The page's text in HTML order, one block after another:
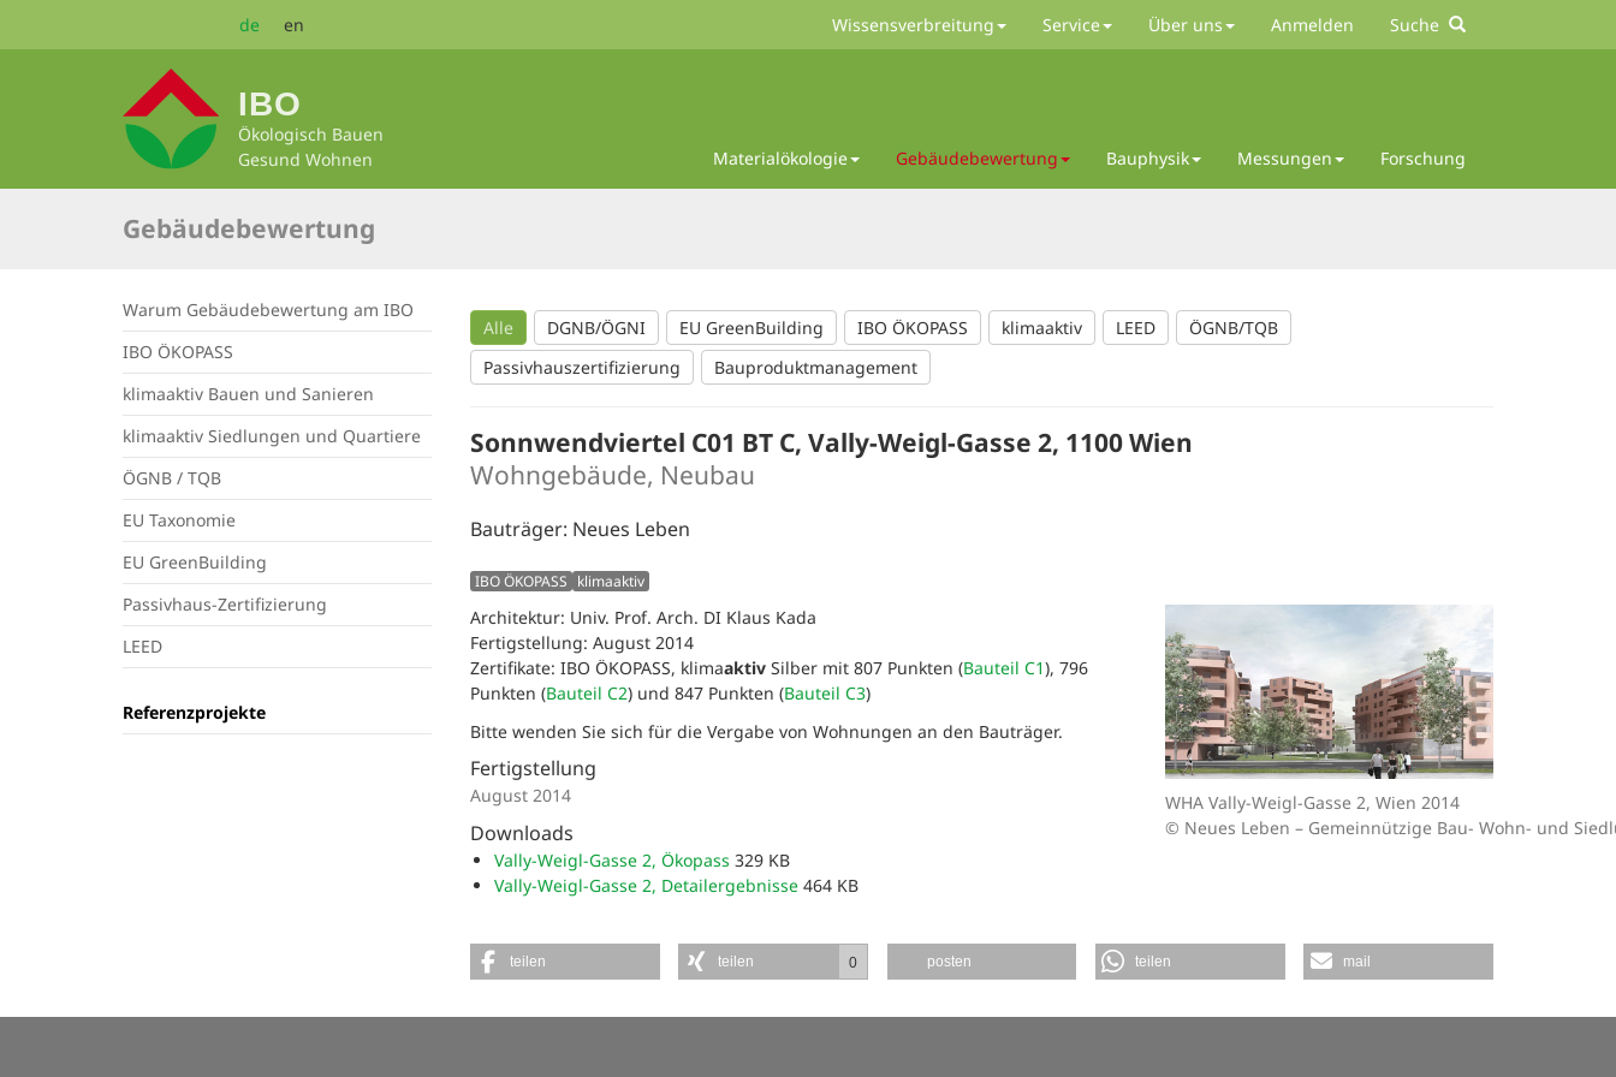
de en Wissensverbreitung Service Über uns Anmelden Suche
IBO
Ökologisch Bauen
Gesund Wohnen
Materialökologie Gebäudebewertung Bauphysik Messungen Forschung
Gebäudebewertung
Warum Gebäudebewertung am IBO
IBO ÖKOPASS
klimaaktiv Bauen und Sanieren
klimaaktiv Siedlungen und Quartiere
ÖGNB / TQB
EU Taxonomie
EU GreenBuilding
Passivhaus-Zertifizierung
LEED
Referenzprojekte
Alle DGNB/ÖGNI EU GreenBuilding IBO ÖKOPASS klimaaktiv LEED
ÖGNB/TQB
Passivhauszertifizierung
Bauproduktmanagement
Sonnwendviertel C01 BT C, Vally-Weigl-Gasse 2, 1100 Wien
Wohngebäude, Neubau
Bauträger: Neues Leben
IBO ÖKOPASS klimaaktiv
Architektur: Univ. Prof. Arch. DI Klaus Kada
Fertigstellung: August 2014
Zertifikate: IBO ÖKOPASS, klimaaktiv Silber mit 807 Punkten (Bauteil C1), 796
Punkten (Bauteil C2) und 847 Punkten (Bauteil C3)
Bitte wenden Sie sich für die Vergabe von Wohnungen an den Bauträger.
Fertigstellung
August 2014
Downloads
Vally-Weigl-Gasse 2, Ökopass 329 KB
Vally-Weigl-Gasse 2, Detailergebnisse 464 KB
WHA Vally-Weigl-Gasse 2, Wien 2014
© Neues Leben – Gemeinnützige Bau- Wohn- und
teilen teilen 0 posten teilen mail